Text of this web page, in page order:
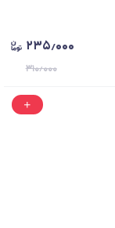
۲۳۵٫۰۰۰
۳۱۰٫۰۰۰